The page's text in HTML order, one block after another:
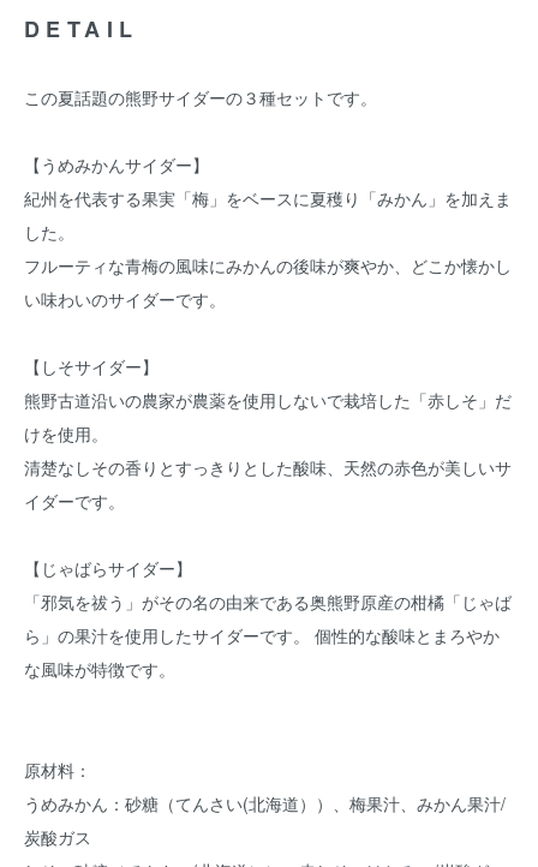
DETAIL
この夏話題の熊野サイダーの３種セットです。
【うめみかんサイダー】
紀州を代表する果実「梅」をベースに夏穫り「みかん」を加えま
した。
フルーティな青梅の風味にみかんの後味が爽やか、どこか懐かし
い味わいのサイダーです。
【しそサイダー】
熊野古道沿いの農家が農薬を使用しないで栽培した「赤しそ」だ
けを使用。
清楚なしその香りとすっきりとした酸味、天然の赤色が美しいサ
イダーです。
【じゃばらサイダー】
「邪気を祓う」がその名の由来である奥熊野原産の柑橘「じゃば
ら」の果汁を使用したサイダーです。 個性的な酸味とまろやか
な風味が特徴です。
原材料：
うめみかん：砂糖（てんさい(北海道））、梅果汁、みかん果汁/
炭酸ガス